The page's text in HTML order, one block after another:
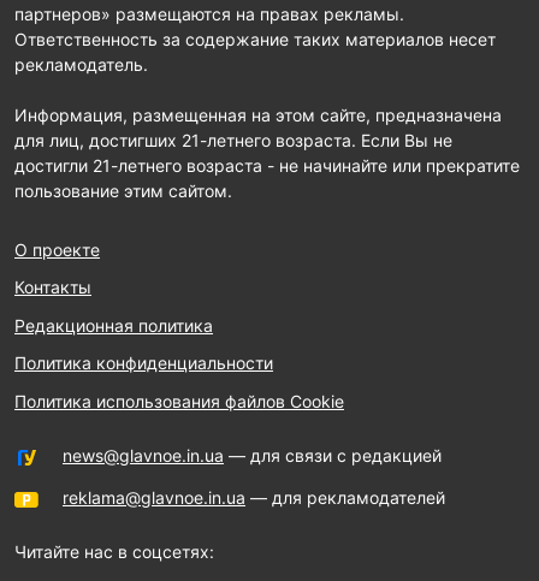
партнеров» размещаются на правах рекламы.
Ответственность за содержание таких материалов несет
рекламодатель.
Информация, размещенная на этом сайте, предназначена
для лиц, достигших 21-летнего возраста. Если Вы не
достигли 21-летнего возраста - не начинайте или прекратите
пользование этим сайтом.
О проекте
Контакты
Редакционная политика
Политика конфиденциальности
Политика использования файлов Cookie
news@glavnoe.in.ua — для связи с редакцией
reklama@glavnoe.in.ua — для рекламодателей
Читайте нас в соцсетях: